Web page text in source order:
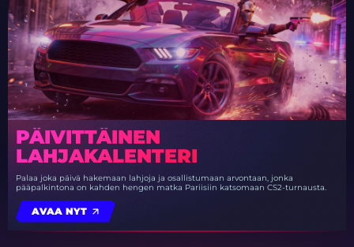
PÄIVITTÄINEN
LAHJAKALENTERI
Palaa joka päivä hakemaan lahjoja ja osallistumaan arvontaan, jonka
pääpalkintona on kahden hengen matka Pariisiin katsomaan CS2-turnausta.
AVAA NYT